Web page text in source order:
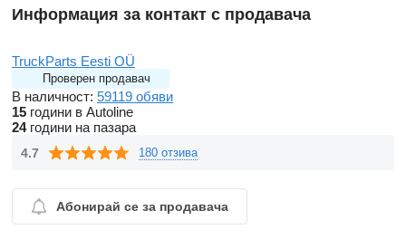
Информация за контакт с продавача
TruckParts Eesti OÜ
Проверен продавач
В наличност: 59119 обяви
15 години в Autoline
24години на пазара
4.7 180 отзива
Абонирай се за продавача